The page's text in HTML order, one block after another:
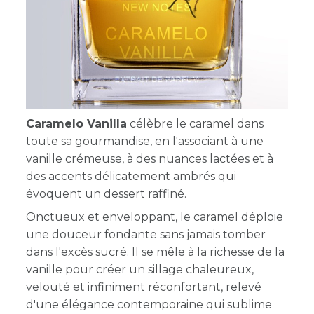
Caramelo Vanilla célèbre le caramel dans
toute sa gourmandise, en l'associant à une
vanille crémeuse, à des nuances lactées et à
des accents délicatement ambrés qui
évoquent un dessert raffiné.
Onctueux et enveloppant, le caramel déploie
une douceur fondante sans jamais tomber
dans l'excès sucré. Il se mêle à la richesse de la
vanille pour créer un sillage chaleureux,
velouté et infiniment réconfortant, relevé
d'une élégance contemporaine qui sublime